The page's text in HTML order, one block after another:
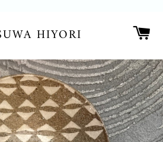
HIYORI